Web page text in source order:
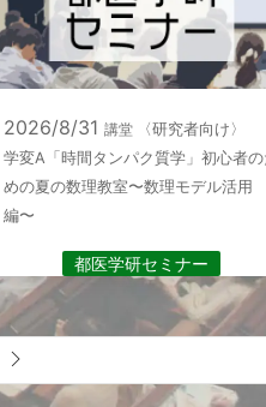
2026/8/31 講堂
〈研究者向け〉
学変A「時間タンパク質学」初心者の
めの夏の数理教室〜数理モデル活用
編〜
都医学研セミナー